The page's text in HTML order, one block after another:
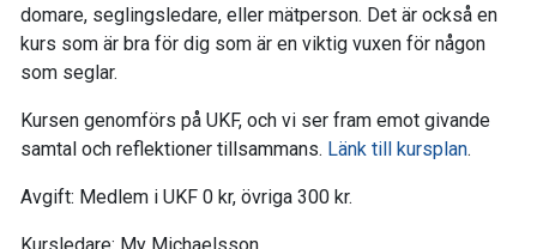
domare, seglingsledare, eller mätperson. Det är också en
kurs som är bra för dig som är en viktig vuxen för någon
som seglar.
Kursen genomförs på UKF, och vi ser fram emot givande
samtal och reflektioner tillsammans. Länk till kursplan.
Avgift: Medlem i UKF 0 kr, övriga 300 kr.